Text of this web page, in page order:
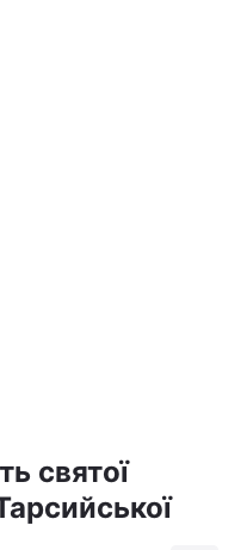
святої